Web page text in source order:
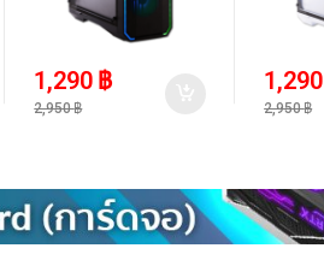
1,290 ฿
2,950฿
1,290
2,950฿